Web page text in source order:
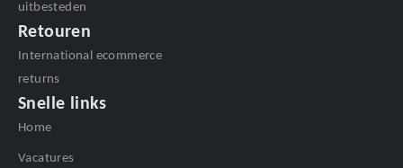
uitbesteden
Retouren
International ecommerce
returns
Snelle links
Home
Vacatures